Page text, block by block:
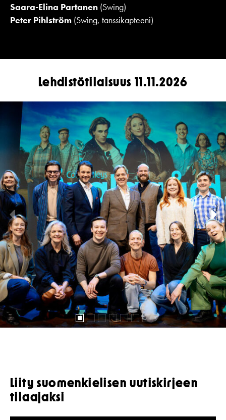
Saara-Elina Partanen (Swing)
Peter Pihlström (Swing, tanssikapteeni)
Lehdistötilaisuus 11.11.2026
Liity suomenkielisen uutiskirjeen
tilaajaksi